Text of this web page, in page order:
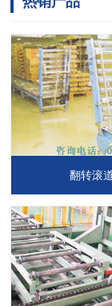
翻转滚